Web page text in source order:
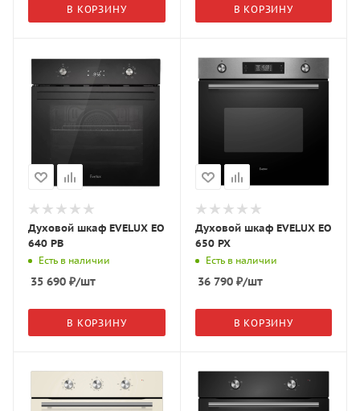
В КОРЗИНУ В КОРЗИНУ
Духовой шкаф EVELUX EO
640 PB
Есть в наличии
35 690 ₽/шт
В КОРЗИНУ
Духовой шкаф EVELUX EO
650 PX
Есть в наличии
36 790₽/шт
В КОРЗИНУ